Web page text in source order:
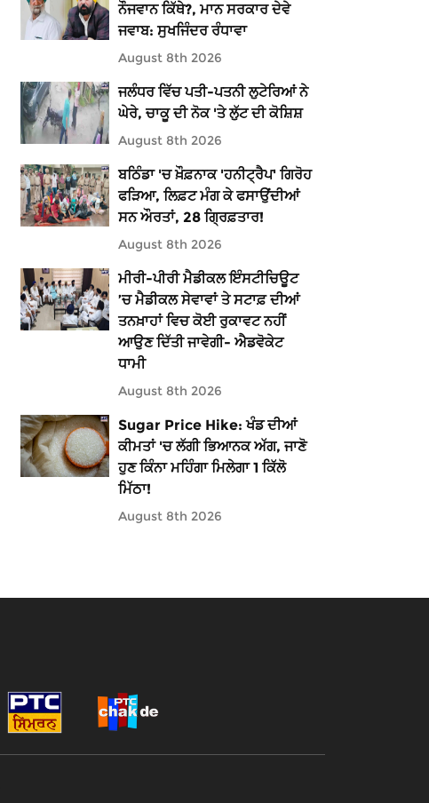
ਨੌਜਵਾਨ ਕਿੱਥੇ?, ਮਾਨ ਸਰਕਾਰ ਦੇਵੇ
ਜਵਾਬ: ਸੁਖਜਿੰਦਰ ਰੰਧਾਵਾ
August 8th 2026
ਜਲੰਧਰ ਵਿੱਚ ਪਤੀ-ਪਤਨੀ ਲੁਟੇਰਿਆਂ ਨੇ
ਘੇਰੇ, ਚਾਕੂ ਦੀ ਨੋਕ 'ਤੇ ਲੁੱਟ ਦੀ ਕੋਸ਼ਿਸ਼
August 8th 2026
ਬਠਿੰਡਾ 'ਚ ਖ਼ੌਫ਼ਨਾਕ 'ਹਨੀਟ੍ਰੈਪ' ਗਿਰੋਹ
ਫੜਿਆ, ਲਿਫ਼ਟ ਮੰਗ ਕੇ ਫਸਾਉਂਦੀਆਂ
ਸਨ ਔਰਤਾਂ, 28 ਗ੍ਰਿਫ਼ਤਾਰ!
August 8th 2026
ਮੀਰੀ-ਪੀਰੀ ਮੈਡੀਕਲ ਇੰਸਟੀਚਿਊਟ
’ਚ ਮੈਡੀਕਲ ਸੇਵਾਵਾਂ ਤੇ ਸਟਾਫ਼ ਦੀਆਂ
ਤਨਖ਼ਾਹਾਂ ਵਿਚ ਕੋਈ ਰੁਕਾਵਟ ਨਹੀਂ
ਆਉਣ ਦਿੱਤੀ ਜਾਵੇਗੀ- ਐਡਵੋਕੇਟ
ਧਾਮੀ
August 8th 2026
Sugar Price Hike: ਖੰਡ ਦੀਆਂ
ਕੀਮਤਾਂ 'ਚ ਲੱਗੀ ਭਿਆਨਕ ਅੱਗ, ਜਾਣੋ
ਹੁਣ ਕਿੰਨਾ ਮਹਿੰਗਾ ਮਿਲੇਗਾ 1 ਕਿੱਲੋ
ਮਿੱਠਾ!
August 8th 2026